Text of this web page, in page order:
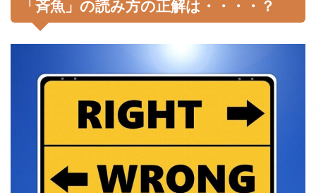
「斉魚」の読み方の正解は・・・・？